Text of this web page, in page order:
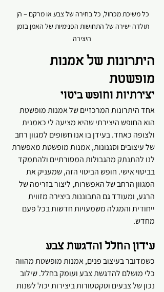
כל משיכת מכחול, כל בחירה של צבע או מרקם – הן
תולדה ישירה של התחושות הפנימיות של האמן בזמן
היצירה
היתרונות של אמנות
מופשטת
יצירתיות וחופש ביטוי
אחד היתרונות המרכזיים של אמנות מופשטת
הוא החופש היצירתי שהיא מציעה לי כאמנית
ולצופה כאחד. בעידן בו אנו חשופים למגוון רחב
של עיצובים וסגנונות, אמנות מופשטת מאפשרת
לנו להתנתק מהגבולות המסורתיים ולהתמקד
בביטוי אישי. חופש הביטוי הזה, שמעניק את
המגוון הרחב של האפשרות, ליצור בזרימה של
הרגע, ומעודד גם התבוננות ביצירה מזווית
ייחודית והמגלה משמעויות חדשות בכל פעם
מחדש.
עידון החלל והדגשת צבע
כשמדובר בעיצוב פנים, אמנות מופשטת מהווה
כלי מושלם להדגשת צבע ועומק בחלל. שילוב
נכון של צבעים וטקסטורות ביצירות יכול לשנות